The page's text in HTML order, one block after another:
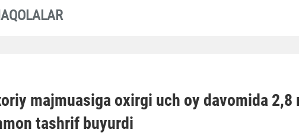
majmuasiga oxirgi uch oy davomida
tashrif buyurdi